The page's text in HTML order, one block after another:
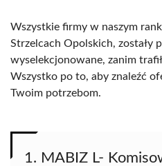
Wszystkie firmy w naszym
Strzelcach Opolskich, zostały
wyselekcjonowane, zanim
Wszystko po to, aby znaleźć
Twoim potrzebom.
1. MABIZ L-